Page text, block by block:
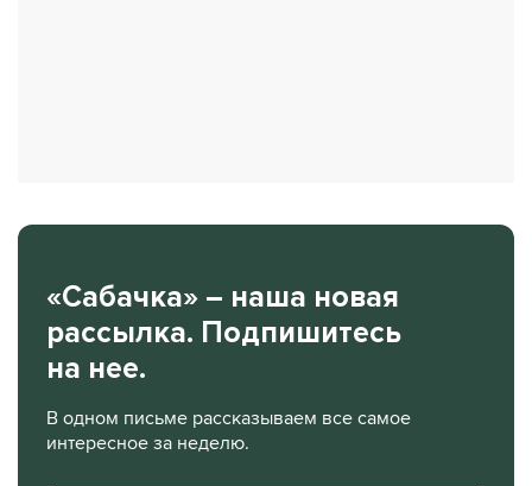
«Сабачка» – наша новая
рассылка. Подпишитесь
на нее.
В одном письме рассказываем все самое
интересное за неделю.